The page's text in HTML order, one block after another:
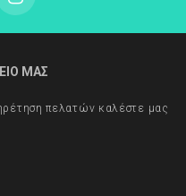
ΜΑΣ
πελατών καλέστε μας